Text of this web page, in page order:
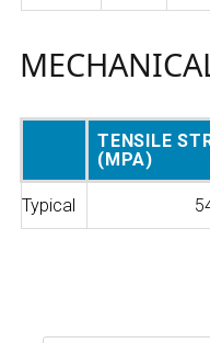
TENSILE
(MPA)
Typical